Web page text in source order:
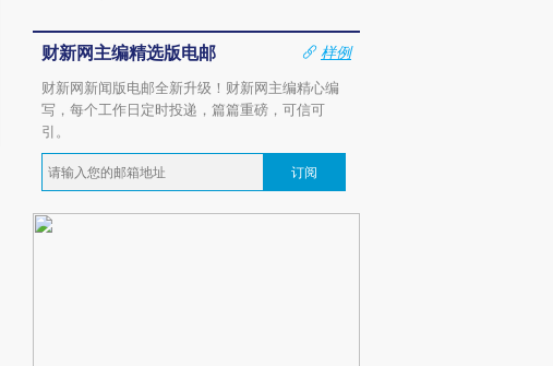
财新网主编精选版电邮
样例
财新网新闻版电邮全新升级！财新网主编精心编
写，每个工作日定时投递，篇篇重磅，可信可
引。
订阅